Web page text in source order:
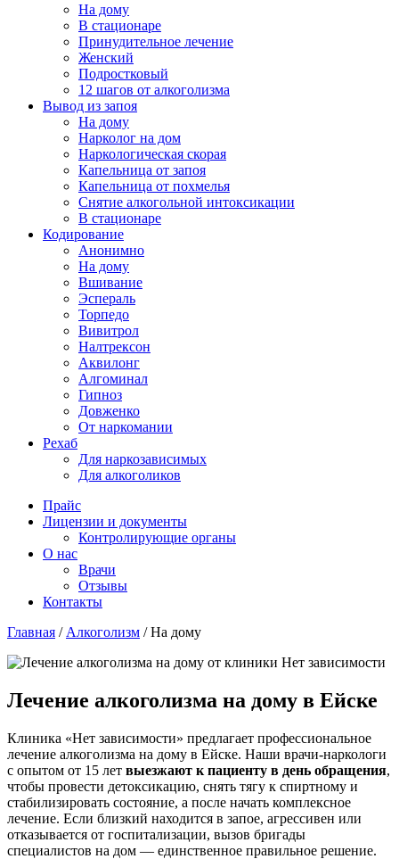
На дому
В стационаре
Принудительное лечение
Женский
Подростковый
12 шагов от алкоголизма
Вывод из запоя
На дому
Нарколог на дом
Наркологическая скорая
Капельница от запоя
Капельница от похмелья
Снятие алкогольной интоксикации
В стационаре
Кодирование
Анонимно
На дому
Вшивание
Эспераль
Торпедо
Вивитрол
Налтрексон
Аквилонг
Алгоминал
Гипноз
Довженко
От наркомании
Рехаб
Для наркозависимых
Для алкоголиков
Прайс
Лицензии и документы
Контролирующие органы
О нас
Врачи
Отзывы
Контакты
Главная / Алкоголизм /На дому
Лечение алкоголизма на дому в Ейске
Клиника «Нет зависимости» предлагает профессиональное
лечение алкоголизма на дому в Ейске. Наши врачи-наркологи
с опытом от 15 лет выезжают к пациенту в день обращения,
чтобы провести детоксикацию, снять тягу к спиртному и
стабилизировать состояние, а после начать комплексное
лечение. Если близкий находится в запое, агрессивен или
отказывается от госпитализации, вызов бригады
специалистов на дом — единственное правильное решение.